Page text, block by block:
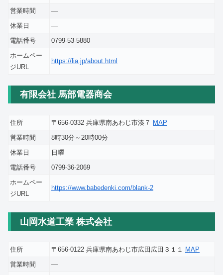
営業時間
―
休業日
―
電話番号
0799-53-5880
ホームペー
ジURL
https://lia.jp/about.html
有限会社 馬部電器商会
住所 〒656-0332 兵庫県南あわじ市湊７ MAP
営業時間
8時30分～20時00分
休業日
日曜
電話番号
0799-36-2069
ホームペー
ジURL
https://www.babedenki.com/blank-2
山岡水道工業 株式会社
住所 〒656-0122 兵庫県南あわじ市広田広田３１１ MAP
営業時間
―